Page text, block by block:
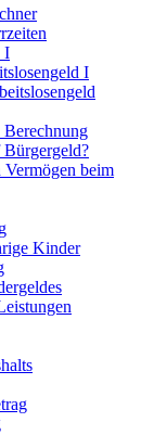
I
I
beim
Kinder